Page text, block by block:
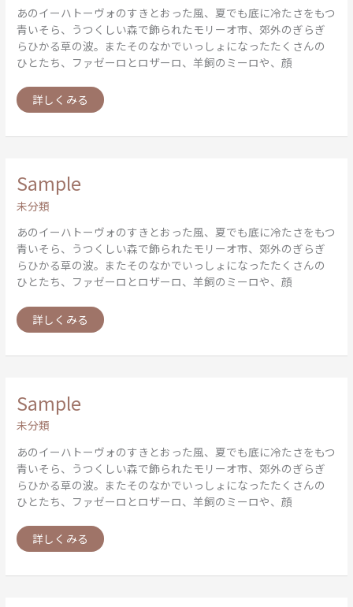
あのイーハトーヴォのすきとおった風、夏でも底に冷たさをもつ
青いそら、うつくしい森で飾られたモリーオ市、郊外のぎらぎ
らひかる草の波。またそのなかでいっしょになったたくさんの
ひとたち、ファゼーロとロザーロ、羊飼のミーロや、顔
詳しくみる
Sample
未分類
あのイーハトーヴォのすきとおった風、夏でも底に冷たさをもつ
青いそら、うつくしい森で飾られたモリーオ市、郊外のぎらぎ
らひかる草の波。またそのなかでいっしょになったたくさんの
ひとたち、ファゼーロとロザーロ、羊飼のミーロや、顔
Sample
詳しくみる
Sample
未分類
あのイーハトーヴォのすきとおった風、夏でも底に冷たさをもつ
青いそら、うつくしい森で飾られたモリーオ市、郊外のぎらぎ
らひかる草の波。またそのなかでいっしょになったたくさんの
ひとたち、ファゼーロとロザーロ、羊飼のミーロや、顔
Sample
詳しくみる